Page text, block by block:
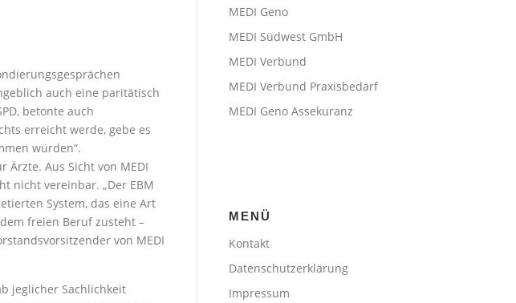
auch eine paritätisch
betonte auch
erreicht werde, gebe es
würden“.
Aus Sicht von MEDI
nicht vereinbar. „Der EBM
System, das eine Art
freien Beruf zusteht –
von MEDI
jeglicher Sachlichkeit
MEDI Geno
MEDI Südwest GmbH
MEDI Verbund
MEDI Verbund Praxisbedarf
MEDI Geno Assekuranz
MENÜ
Kontakt
Datenschutzerklärung
Impressum